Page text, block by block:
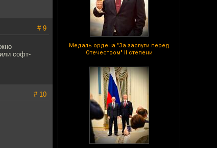
Медаль ордена "За заслуги перед
Отечеством" II степени
# 9
софт-
# 10